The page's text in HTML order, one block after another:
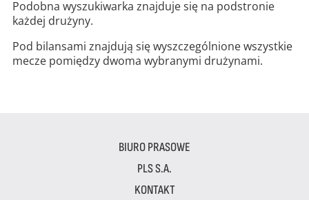
Podobna wyszukiwarka znajduje się na podstronie
każdej drużyny.
Pod bilansami znajdują się wyszczególnione wszystkie
mecze pomiędzy dwoma wybranymi drużynami.
BIURO PRASOWE
PLS S.A.
KONTAKT